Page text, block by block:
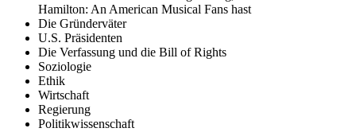
Hamilton: An American Musical Fans hast
Die Gründerväter
U.S. Präsidenten
Die Verfassung und die Bill of Rights
Soziologie
Ethik
Wirtschaft
Regierung
Politikwissenschaft